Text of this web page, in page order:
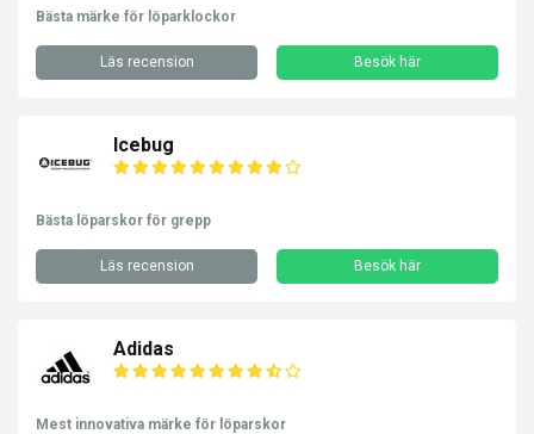
Bästa märke för löparklockor
Läs recension Besök här
Icebug
Bästa löparskor för grepp
Läs recension Besök här
Adidas
Mest innovativa märke för löparskor